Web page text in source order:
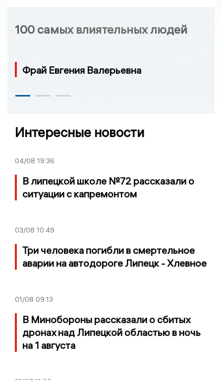
100 самых влиятельных людей
Фрай Евгения Валерьевна
Интересные новости
04/08 19:36
В липецкой школе №72 рассказали о
ситуации с капремонтом
03/08 10:49
Три человека погибли в смертельное
аварии на автодороге Липецк - Хлевное
01/08 09:13
В Минобороны рассказали о сбитых
дронах над Липецкой областью в ночь
на 1 августа